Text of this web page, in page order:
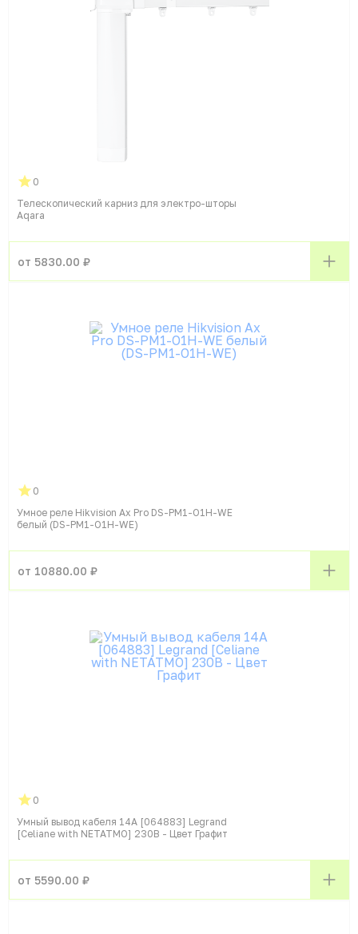
0
Телескопический карниз для электро-шторы
Aqara
от 5830.00 ₽
0
Умное реле Hikvision Ax Pro DS-PM1-O1H-WE
белый (DS-PM1-O1H-WE)
от 10880.00 ₽
0
Умный вывод кабеля 14А [064883] Legrand
[Celiane with NETATMO] 230В - Цвет Графит
от 5590.00 ₽